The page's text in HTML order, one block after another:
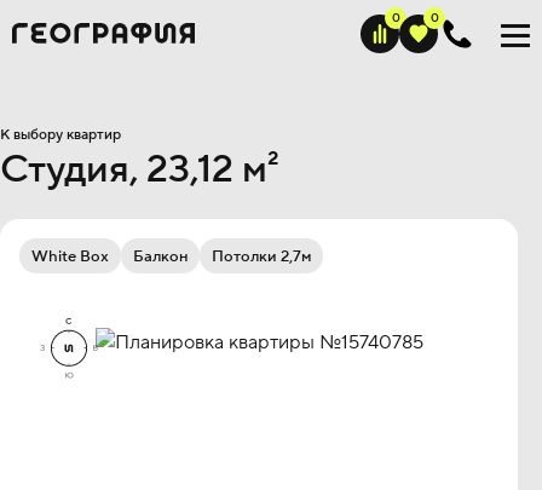
К выбору квартир
Студия, 23,12 м²
White Box Балкон Потолки 2,7м